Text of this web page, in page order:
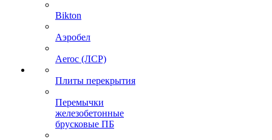
Bikton
Аэробел
Aeroc (ЛСР)
Плиты перекрытия
Перемычки
железобетонные
брусковые ПБ